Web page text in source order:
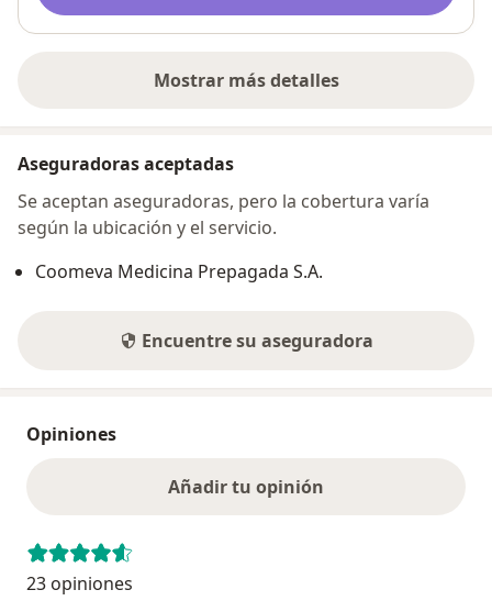
Mostrar más detalles
sobre la dirección
Aseguradoras aceptadas
Se aceptan aseguradoras, pero la cobertura varía
según la ubicación y el servicio.
Coomeva Medicina Prepagada S.A.
Encuentre su aseguradora
Opiniones
Añadir tu opinión
23 opiniones